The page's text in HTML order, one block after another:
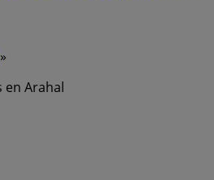
»
en Arahal